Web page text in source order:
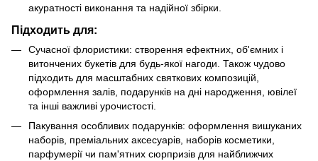
акуратності виконання та надійної збірки.
Підходить для:
Сучасної флористики: створення ефектних, об'ємних і
витончених букетів для будь-якої нагоди. Також чудово
підходить для масштабних святкових композицій,
оформлення залів, подарунків на дні народження, ювілеї
та інші важливі урочистості.
Пакування особливих подарунків: оформлення вишуканих
наборів, преміальних аксесуарів, наборів косметики,
парфумерії чи пам'ятних сюрпризів для найближчих